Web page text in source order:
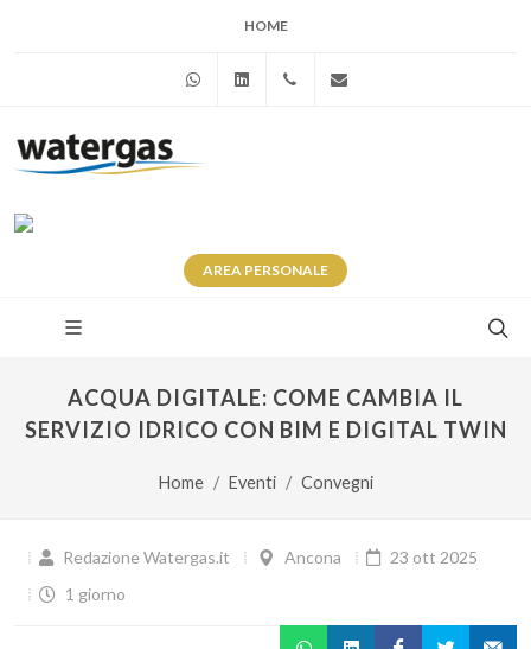
HOME
WhatsAppLinkedin+39 345 281 0246
AREA PERSONALE
ACQUA DIGITALE: COME CAMBIA IL
SERVIZIO IDRICO CON BIM E DIGITAL TWIN
Home Eventi Convegni
Redazione Watergas.it Ancona
23 ott 2025
1 giorno